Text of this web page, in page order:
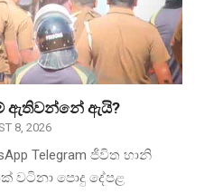
ඇතිවන්නේ ඇයි?
8, 2026
Telegram ජීවිත හානි
වටිනා පොදු දේපළ